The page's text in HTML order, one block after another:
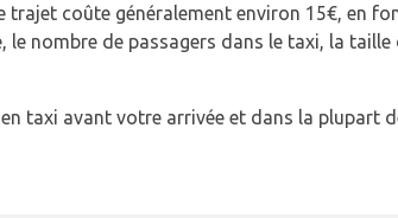
trajet coûte généralement environ 15€, en
nombre de passagers dans le taxi, la taille
taxi avant votre arrivée et dans la plupart